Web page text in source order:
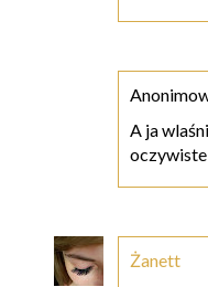
A ja
oczywiste
Żanett